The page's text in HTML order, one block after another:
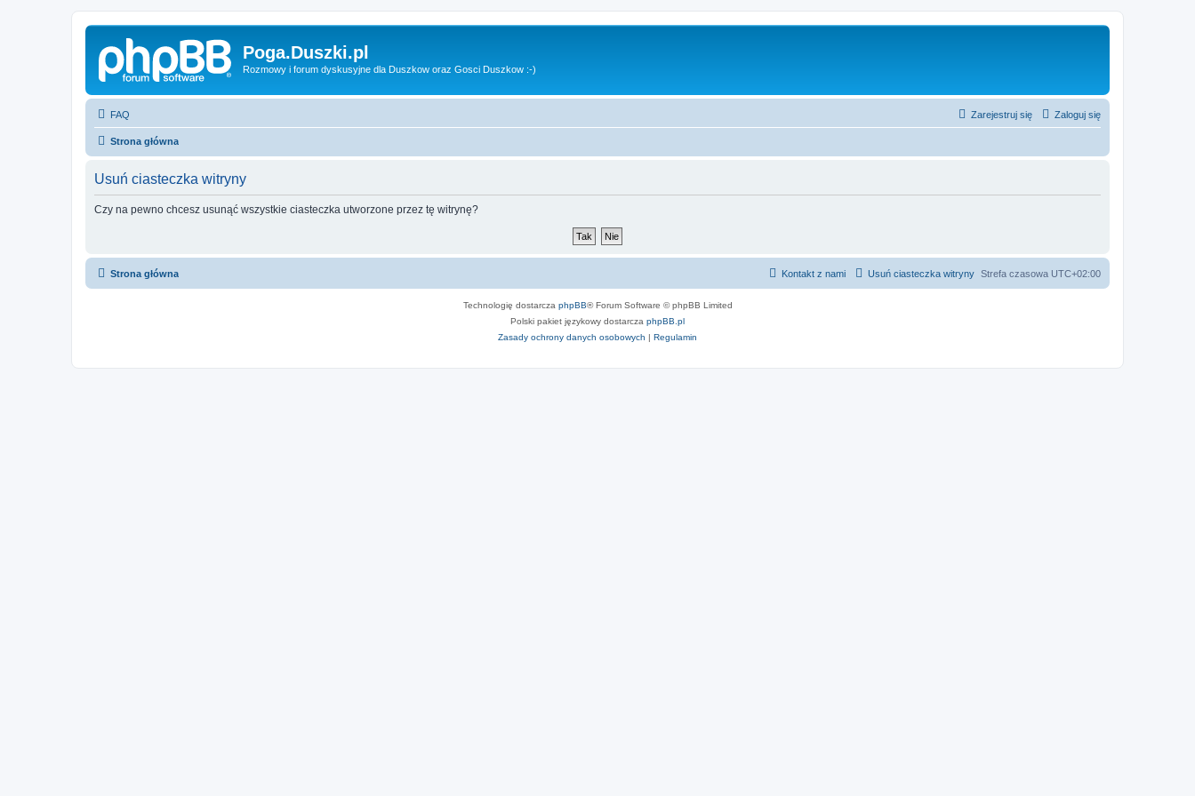
Poga.Duszki.pl
Rozmowy i forum dyskusyjne dla Duszkow oraz Gosci Duszkow :-)
FAQ Zaloguj się
Zarejestruj się
Strona główna
Usuń ciasteczka witryny
Czy na pewno chcesz usunąć wszystkie ciasteczka utworzone przez tę witrynę?
Strona główna Strefa czasowa UTC+02:00
Usuń ciasteczka witryny
Kontakt z nami
Technologię dostarcza phpBB® Forum Software © phpBB Limited
Polski pakiet językowy dostarcza phpBB.pl
Zasady ochrony danych osobowych | Regulamin